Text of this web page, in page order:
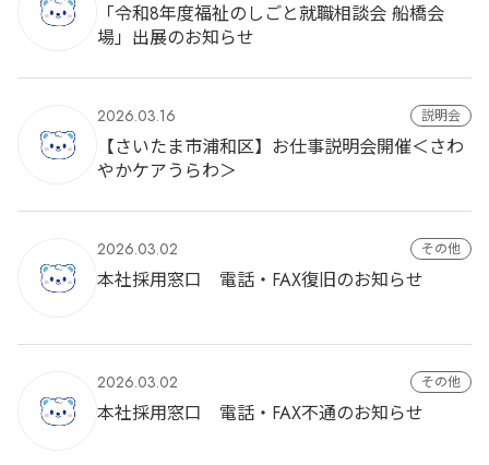
「令和8年度福祉のしごと就職相談会 船橋会
場」出展のお知らせ
2026.03.16 説明会
【さいたま市浦和区】お仕事説明会開催＜さわ
やかケアうらわ＞
2026.03.02 その他
本社採用窓口 電話・FAX復旧のお知らせ
2026.03.02 その他
本社採用窓口 電話・FAX不通のお知らせ